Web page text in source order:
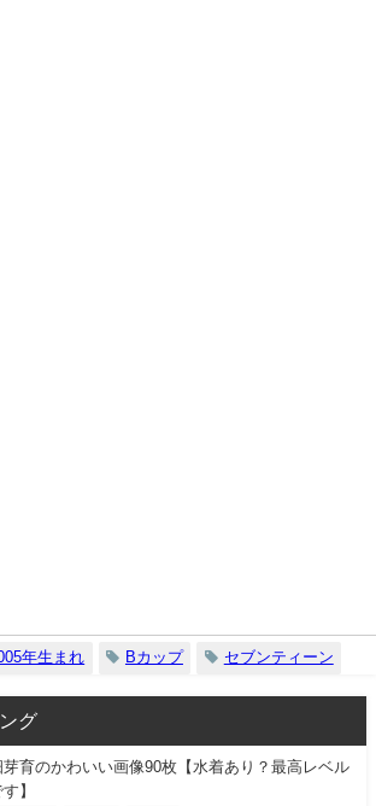
年生まれ Bカップ セブンティーン
グ
芽育のかわいい画像90枚【水着あり？最高レベル
】